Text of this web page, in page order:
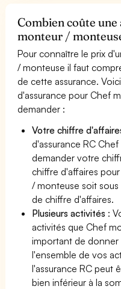
Combien coûte une
monteur /
Pour connaître le prix
/ monteuse il faut
de cette assurance.
d'assurance pour Chef
demander :
Votre chiffre
d'assurance RC
demander votre
chiffre d'affaires
/ monteuse soit
de chiffre d'affaires.
Plusieurs activités :
activités que Chef
important de donner
l'ensemble de vos
l'assurance RC peut
bien inférieur à la